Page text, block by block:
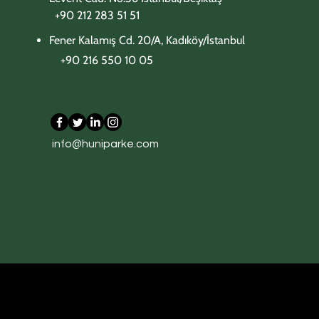
+90 212 283 51 51
Fener Kalamış Cd. 20/A, Kadıköy/İstanbul
+90 216 550 10 05​
info@huniparke.com